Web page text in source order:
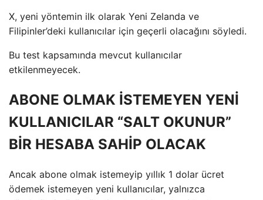
X, yeni yöntemin ilk olarak Yeni Zelanda ve
Filipinler’deki kullanıcılar için geçerli olacağını söyledi.
Bu test kapsamında mevcut kullanıcılar
etkilenmeyecek.
ABONE OLMAK İSTEMEYEN YENİ
KULLANICILAR “SALT OKUNUR”
BİR HESABA SAHİP OLACAK
Ancak abone olmak istemeyip yıllık 1 dolar ücret
ödemek istemeyen yeni kullanıcılar, yalnızca